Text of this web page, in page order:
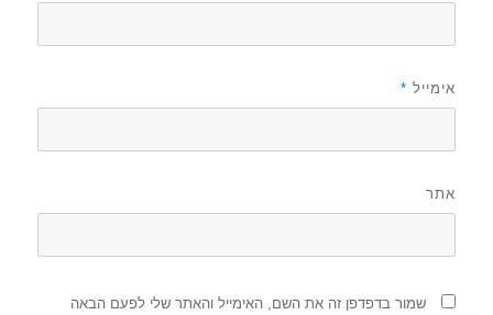
אימייל *
אתר
שמור בדפדפן זה את השם, האימייל והאתר שלי לפעם הבאה